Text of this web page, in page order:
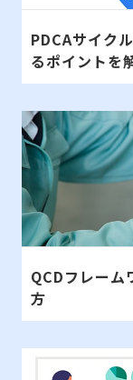
PDCAサイク
るポイントを
QCDフレーム
方